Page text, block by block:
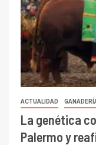
ACTUALIDAD
La genética
Palermo y